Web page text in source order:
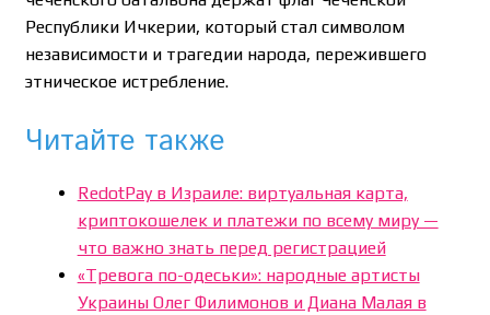
Республики Ичкерии, который стал символом
независимости и трагедии народа, пережившего
этническое истребление.
Читайте также
RedotPay в Израиле: виртуальная карта,
криптокошелек и платежи по всему миру —
что важно знать перед регистрацией
«Тревога по-одеськи»: народные артисты
Украины Олег Филимонов и Диана Малая в